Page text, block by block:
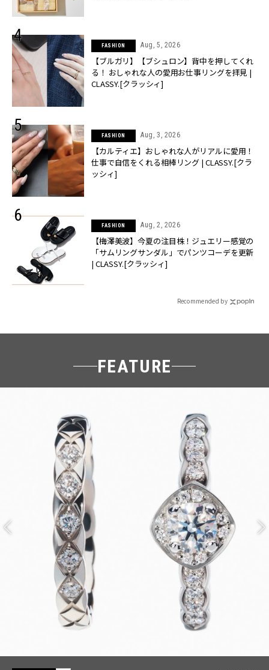
FASHION Aug, 5, 2026
【ブルガリ】【ブシュロン】背中を押してくれ
る！ おしゃれな人の愛用お仕事リングを拝見 |
CLASSY.[クラッシィ]
FASHION Aug, 3, 2026
【カルティエ】おしゃれな人がリアルに愛用！
仕事で自信をくれる相棒リング | CLASSY.[クラ
ッシィ]
FASHION Aug, 2, 2026
【梅澤美波】今夏の注目株！ジュエリー感覚の
「サムリングサンダル」でパンツコーデを更新
| CLASSY.[クラッシィ]
Recommended by
FEATURE